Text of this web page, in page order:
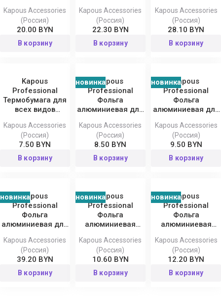
Kapous Accessories
(Россия)
20.00 BYN
В корзину
Kapous Accessories
(Россия)
22.30 BYN
В корзину
Kapous Accessories
(Россия)
28.10 BYN
В корзину
Kapous
Professional
Термобумага для
всех видов
Kapous Accessories
(Россия)
7.50 BYN
В корзину
Kapous
Professional
Фольга
алюминиевая для
работ 14 мкм
новинка
Kapous Accessories
(Россия)
8.50 BYN
В корзину
Kapous
Professional
Фольга
алюминиевая для
работ 16 мкм
новинка
Kapous Accessories
(Россия)
9.50 BYN
В корзину
Kapous
Professional
Фольга
алюминиевая для
работ 18 мкм
новинка
Kapous Accessories
(Россия)
39.20 BYN
В корзину
Kapous
Professional
Фольга
алюминиевая
для
парикмахерских
работ 14 мкм
новинка
Kapous Accessories
(Россия)
10.60 BYN
В корзину
Kapous
Professional
Фольга
алюминиевая
для
парикмахерских
работ 16 мкм
новинка
Kapous Accessories
(Россия)
12.20 BYN
В корзину